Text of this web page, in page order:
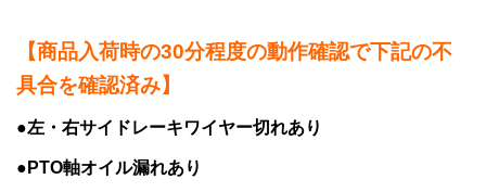
【商品入荷時の30分程度の動作確認で下記の不
具合を確認済み】
●左・右サイドレーキワイヤー切れあり
●PTO軸オイル漏れあり